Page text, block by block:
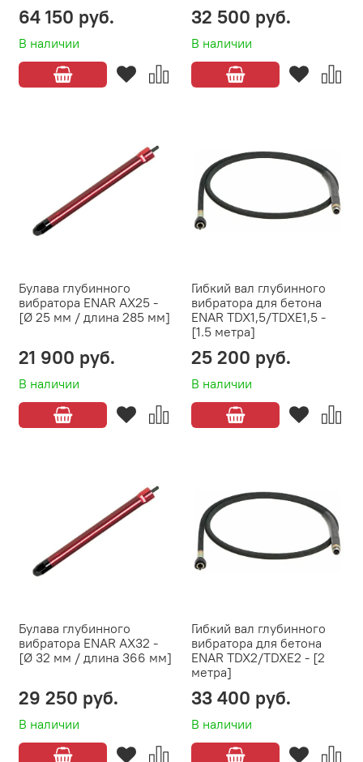
В наличии
64 150 руб.
В наличии
32 500 руб.
Булава глубинного
вибратора ENAR AX25 -
[Ø 25 мм / длина 285 мм]
В наличии
21 900 руб.
Гибкий вал глубинного
вибратора для бетона
ENAR TDX1,5/TDXE1,5 -
[1.5 метра]
В наличии
25 200 руб.
Булава глубинного
вибратора ENAR AX32 -
[Ø 32 мм / длина 366 мм]
В наличии
29 250 руб.
Гибкий вал глубинного
вибратора для бетона
ENAR TDX2/TDXE2 - [2
метра]
В наличии
33 400 руб.